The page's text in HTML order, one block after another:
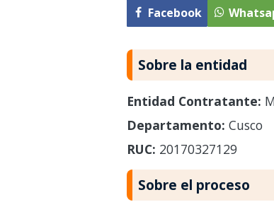
Facebook
Sobre la entidad
Entidad Contratante:
Departamento: Cusco
RUC: 20170327129
Sobre el proceso